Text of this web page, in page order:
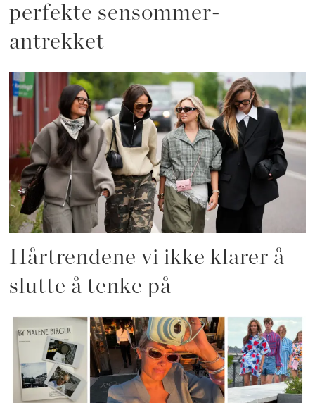
perfekte sensommer-
antrekket
Hårtrendene vi ikke klarer å
slutte å tenke på